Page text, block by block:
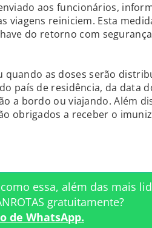
aos funcionários,
viagens reiniciem. Esta
do retorno com
quando as doses serão
país de residência, da data
a bordo ou viajando. Além
obrigados a receber o
essa, além das mais
gratuitamente?
de WhatsApp.